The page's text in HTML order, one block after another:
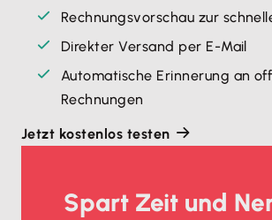
Rechnungsvorschau zur
Direkter Versand per E-Mail
Automatische Erinnerung an
Rechnungen
Jetzt kostenlos testen
Spart Zeit und